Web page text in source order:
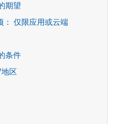
期望
： 仅限应用或云端
条件
区